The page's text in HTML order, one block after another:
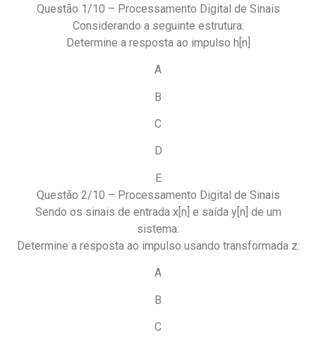
Questão 1/10 – Processamento Digital de Sinais
Considerando a seguinte estrutura:
Determine a resposta ao impulso h[n]
A
B
C
D
E
Questão 2/10 – Processamento Digital de Sinais
Sendo os sinais de entrada x[n] e saída y[n] de um
sistema:
Determine a resposta ao impulso usando transformada z:
A
B
C